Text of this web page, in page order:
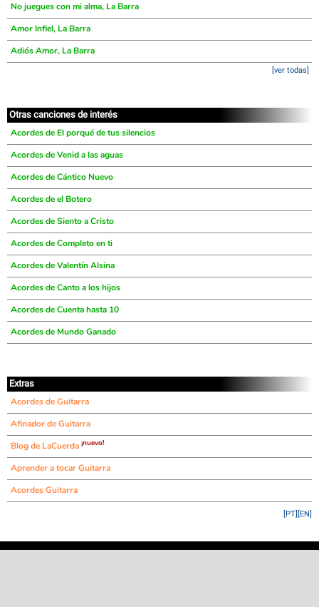
No juegues con mi alma, La Barra
Amor Infiel, La Barra
Adiós Amor, La Barra
[ver todas]
Otras canciones de interés
Acordes de El porqué de tus silencios
Acordes de Venid a las aguas
Acordes de Cántico Nuevo
Acordes de el Botero
Acordes de Siento a Cristo
Acordes de Completo en ti
Acordes de Valentín Alsina
Acordes de Canto a los hijos
Acordes de Cuenta hasta 10
Acordes de Mundo Ganado
Extras
Acordes de Guitarra
Afinador de Guitarra
Blog de LaCuerda ¡nuevo!
Aprender a tocar Guitarra
Acordes Guitarra
[EN]
[PT]